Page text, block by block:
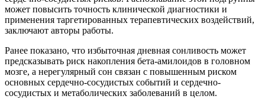
может повысить точность клинической диагностики и
применения таргетированных терапевтических воздействий,
заключают авторы работы.
Ранее показано, что избыточная дневная сонливость может
предсказывать риск накопления бета-амилоидов в головном
мозге, а нерегулярный сон связан с повышенным риском
основных сердечно-сосудистых событий и сердечно-
сосудистых и метаболических заболеваний в целом.